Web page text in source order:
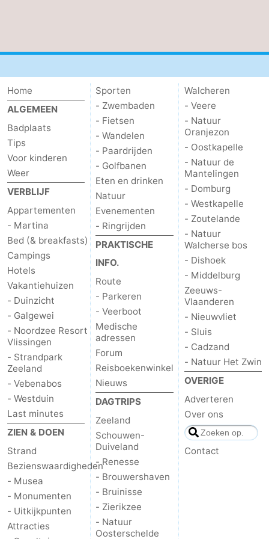
Vlaanderen
-
Nieuwvliet
-
Sluis
-
Cadzand
-
Natuur
Het
Zwin
Weer
Contact
Home
ALGEMEEN
Badplaats
Tips
Voor kinderen
Weer
VERBLIJF
Appartementen
- Martina
Bed (& breakfasts)
Campings
Hotels
Vakantiehuizen
- Duinzicht
- Galgewei
- Noordzee Resort
Vlissingen
- Strandpark
Zeeland
- Vebenabos
- Westduin
Last minutes
ZIEN & DOEN
Strand
Bezienswaardigheden
- Musea
- Monumenten
- Uitkijkpunten
Attracties
Sporten
- Zwembaden
- Fietsen
- Wandelen
- Paardrijden
- Golfbanen
Eten en drinken
Natuur
Evenementen
- Ringrijden
PRAKTISCHE
INFO.
Route
- Parkeren
- Veerboot
Medische
adressen
Forum
Reisboekenwinkel
Nieuws
DAGTRIPS
Zeeland
Schouwen-
Duiveland
- Renesse
- Brouwershaven
- Bruinisse
- Zierikzee
- Natuur
Oosterschelde
Walcheren
- Veere
- Natuur
Oranjezon
- Oostkapelle
- Natuur de
Mantelingen
- Domburg
- Westkapelle
- Zoutelande
- Natuur
Walcherse bos
- Dishoek
- Middelburg
Zeeuws-
Vlaanderen
- Nieuwvliet
- Sluis
- Cadzand
- Natuur Het Zwin
OVERIGE
Adverteren
Over ons
Contact